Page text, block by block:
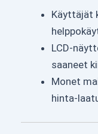
Käyttäjät
LCD-
saaneet
Monet
hinta-